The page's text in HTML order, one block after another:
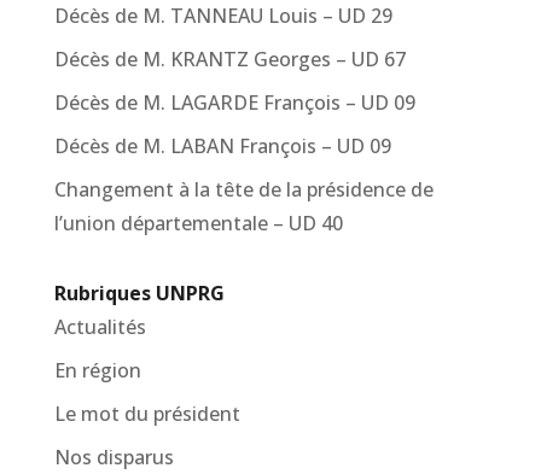
Décès de M. TANNEAU Louis – UD 29
Décès de M. KRANTZ Georges – UD 67
Décès de M. LAGARDE François – UD 09
Décès de M. LABAN François – UD 09
Changement à la tête de la présidence de
l’union départementale – UD 40
Rubriques UNPRG
Actualités
En région
Le mot du président
Nos disparus